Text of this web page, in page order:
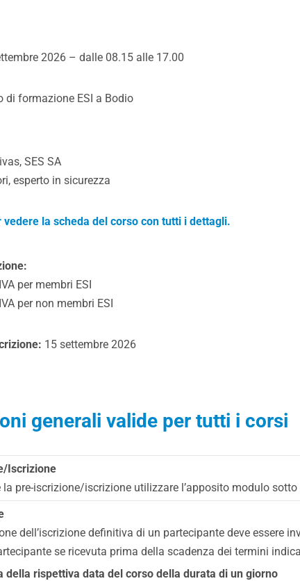
2026 – dalle 08.15 alle 17.00
di formazione ESI a Bodio
SES SA
esperto in sicurezza
vedere la scheda del corso con tutti i dettagli.
per membri ESI
per non membri ESI
15 settembre 2026
generali valide per tutti i corsi
Iscrizione
la pre-iscrizione/iscrizione utilizzare l’apposito modulo sotto
dell’iscrizione definitiva di un partecipante deve
se ricevuta prima della scadenza dei termini
della rispettiva data del corso della durata di un giorno